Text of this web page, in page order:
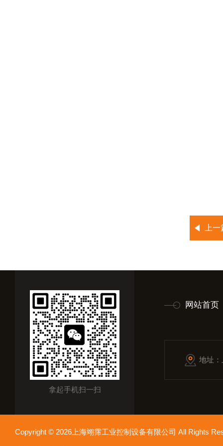
上
拿起手机扫一扫
网站首页
地址
Copyright © 2026上海翊霈工业控制设备有限公司 All Rights